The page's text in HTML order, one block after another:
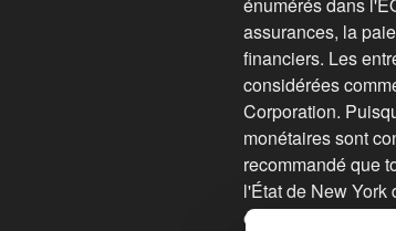
assurances, la
financiers. Les
considérées
Corporation.
monétaires sont
recommandé que
l'État de New York
essentiel.